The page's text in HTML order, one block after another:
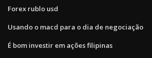
Forex rublo usd
Usando o macd para o dia de negociação
É bom investir em ações filipinas